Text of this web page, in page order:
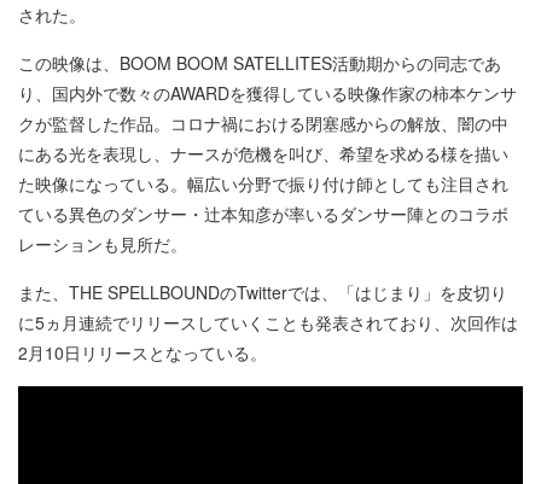
された。
この映像は、BOOM BOOM SATELLITES活動期からの同志であ
り、国内外で数々のAWARDを獲得している映像作家の柿本ケンサ
クが監督した作品。コロナ禍における閉塞感からの解放、闇の中
にある光を表現し、ナースが危機を叫び、希望を求める様を描い
た映像になっている。幅広い分野で振り付け師としても注目され
ている異色のダンサー・辻本知彦が率いるダンサー陣とのコラボ
レーションも見所だ。
また、THE SPELLBOUNDのTwitterでは、「はじまり」を皮切り
に5ヵ月連続でリリースしていくことも発表されており、次回作は
2月10日リリースとなっている。